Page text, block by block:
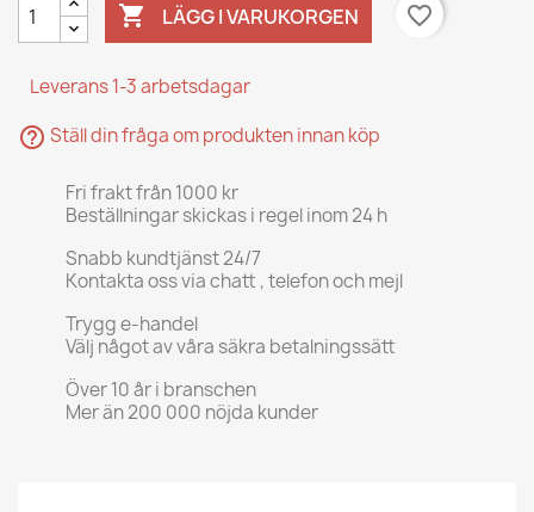
 LÄGG I VARUKORGEN favorite_border
Leverans 1-3 arbetsdagar
help_outline Ställ din fråga om produkten innan köp
Fri frakt från 1000 kr
Beställningar skickas i regel inom 24 h
Snabb kundtjänst 24/7
Kontakta oss via chatt , telefon och mejl
Trygg e-handel
Välj något av våra säkra betalningssätt
Över 10 år i branschen
Mer än 200 000 nöjda kunder